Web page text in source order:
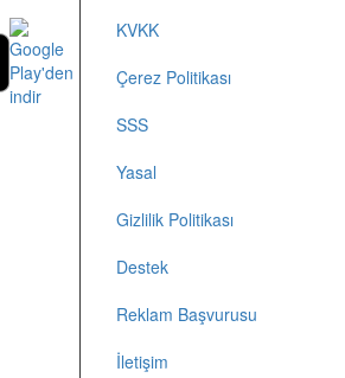
KVKK
Çerez Politikası
SSS
Yasal
Gizlilik Politikası
Destek
Reklam Başvurusu
İletişim